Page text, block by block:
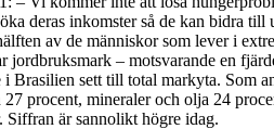
deras inkomster så de kan
av de människor som lever i
– motsvarande en
sett till total markyta. Som
procent, mineraler och olja 24
Siffran är sannolikt högre idag.